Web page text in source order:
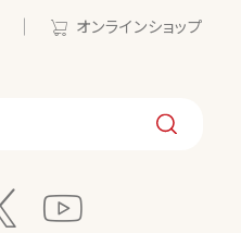
オンラインショップ